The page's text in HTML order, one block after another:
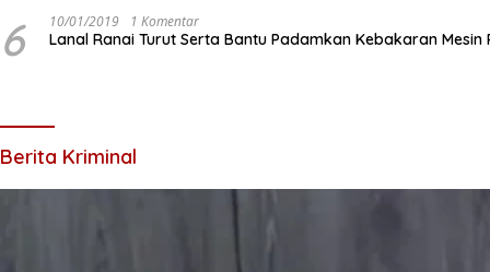
6 10/01/2019 1 Komentar
Lanal Ranai Turut Serta Bantu Padamkan Kebakaran Mesin
Berita Kriminal